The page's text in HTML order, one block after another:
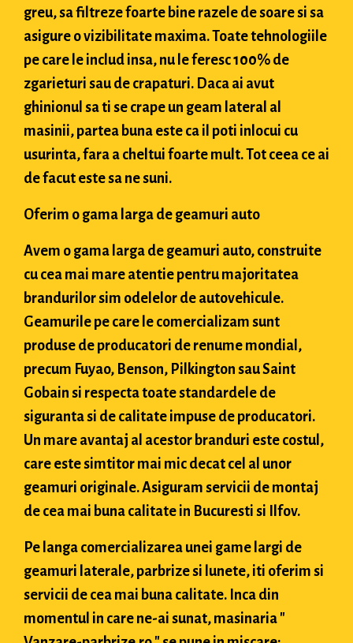
greu, sa filtreze foarte bine razele de soare si sa
asigure o vizibilitate maxima. Toate tehnologiile
pe care le includ insa, nu le feresc 100% de
zgarieturi sau de crapaturi. Daca ai avut
ghinionul sa ti se crape un geam lateral al
masinii, partea buna este ca il poti inlocui cu
usurinta, fara a cheltui foarte mult. Tot ceea ce ai
de facut este sa ne suni.
Oferim o gama larga de geamuri auto
Avem o gama larga de geamuri auto, construite
cu cea mai mare atentie pentru majoritatea
brandurilor sim odelelor de autovehicule.
Geamurile pe care le comercializam sunt
produse de producatori de renume mondial,
precum Fuyao, Benson, Pilkington sau Saint
Gobain si respecta toate standardele de
siguranta si de calitate impuse de producatori.
Un mare avantaj al acestor branduri este costul,
care este simtitor mai mic decat cel al unor
geamuri originale. Asiguram servicii de montaj
de cea mai buna calitate in Bucuresti si Ilfov.
Pe langa comercializarea unei game largi de
geamuri laterale, parbrize si lunete, iti oferim si
servicii de cea mai buna calitate. Inca din
momentul in care ne-ai sunat, masinaria "